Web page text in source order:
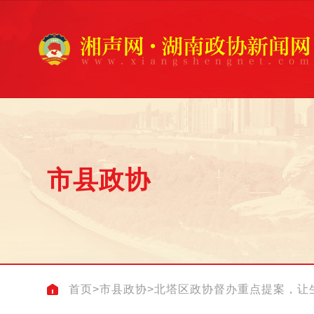
市县政协
首页>市县政协>北塔区政协督办重点提案，